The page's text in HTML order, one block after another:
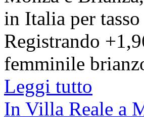
in Italia per
Registrando
femminile
Leggi tutto
In Villa Reale a